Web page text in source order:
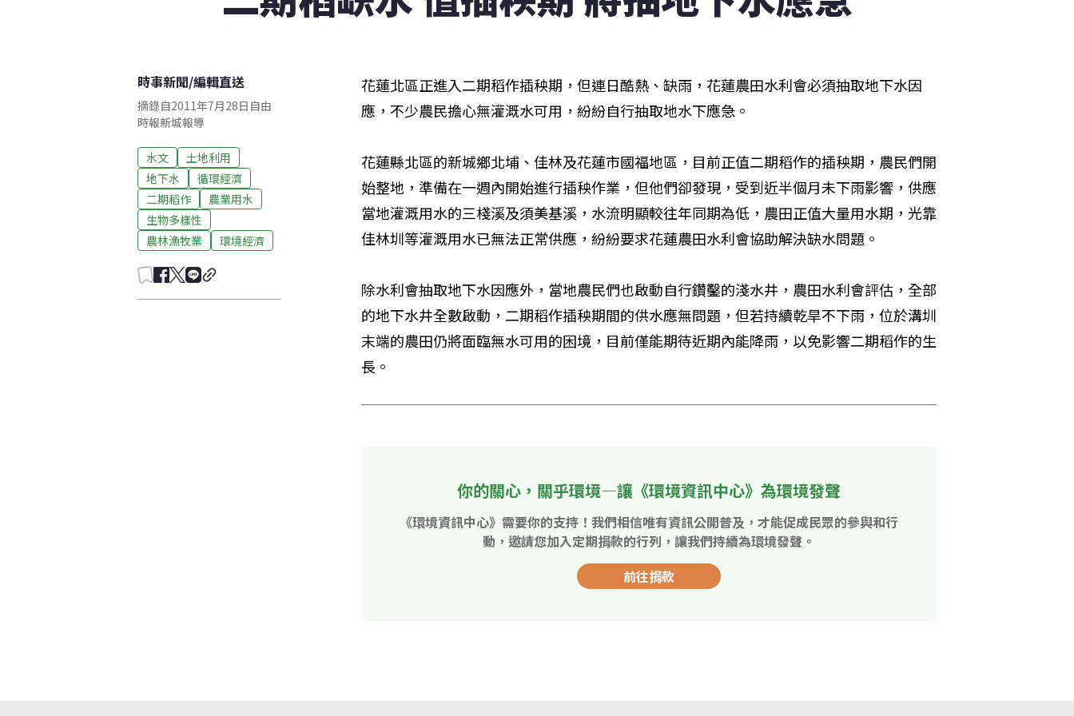
時事新聞/編輯直送
摘錄自2011年7月28日自由
時報新城報導
水文
土地利用
地下水
循環經濟
二期稻作
農業用水
生物多樣性
農林漁牧業
環境經濟
花蓮北區正進入二期稻作插秧期，但連日酷熱、缺雨，花蓮農田水利會必須抽取地下水因
應，不少農民擔心無灌溉水可用，紛紛自行抽取地水下應急。
花蓮縣北區的新城鄉北埔、佳林及花蓮市國福地區，目前正值二期稻作的插秧期，農民們開
始整地，準備在一週內開始進行插秧作業，但他們卻發現，受到近半個月未下雨影響，供應
當地灌溉用水的三棧溪及須美基溪，水流明顯較往年同期為低，農田正值大量用水期，光靠
佳林圳等灌溉用水已無法正常供應，紛紛要求花蓮農田水利會協助解決缺水問題。
除水利會抽取地下水因應外，當地農民們也啟動自行鑽鑿的淺水井，農田水利會評估，全部
的地下水井全數啟動，二期稻作插秧期間的供水應無問題，但若持續乾旱不下雨，位於溝圳
末端的農田仍將面臨無水可用的困境，目前僅能期待近期內能降雨，以免影響二期稻作的生
長。
你的關心，關乎環境—讓《環境資訊中心》為環境發聲
《環境資訊中心》需要你的支持！我們相信唯有資訊公開普及，才能促成民眾的參與和行
動，邀請您加入定期捐款的行列，讓我們持續為環境發聲。
前往捐款